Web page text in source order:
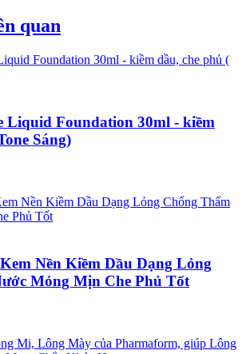
quan
Liquid Foundation 30ml - kiềm
Sáng)
Nền Kiềm Dầu Dạng Lỏng
Mỏng Mịn Che Phủ Tốt